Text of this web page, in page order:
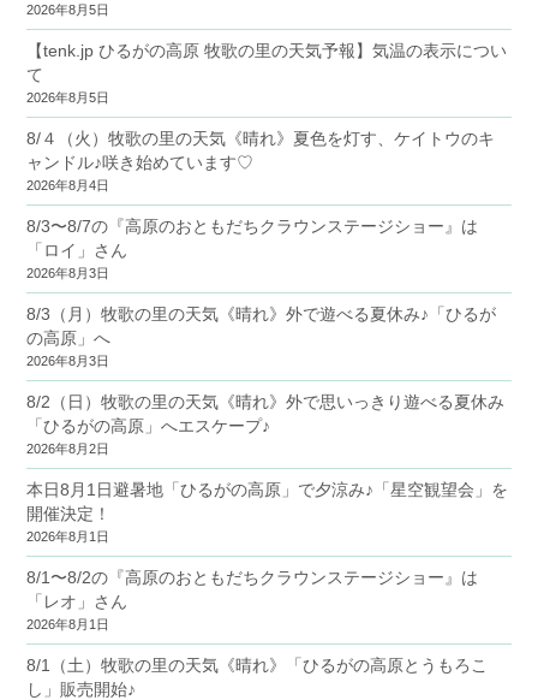
2026年8月5日
【tenk.jp ひるがの高原 牧歌の里の天気予報】気温の表示につい
て
2026年8月5日
8/４（火）牧歌の里の天気《晴れ》夏色を灯す、ケイトウのキ
ャンドル♪咲き始めています♡
2026年8月4日
8/3〜8/7の『高原のおともだちクラウンステージショー』は
「ロイ」さん
2026年8月3日
8/3（月）牧歌の里の天気《晴れ》外で遊べる夏休み♪「ひるが
の高原」へ
2026年8月3日
8/2（日）牧歌の里の天気《晴れ》外で思いっきり遊べる夏休み
「ひるがの高原」へエスケープ♪
2026年8月2日
本日8月1日避暑地「ひるがの高原」で夕涼み♪「星空観望会」を
開催決定！
2026年8月1日
8/1〜8/2の『高原のおともだちクラウンステージショー』は
「レオ」さん
2026年8月1日
8/1（土）牧歌の里の天気《晴れ》「ひるがの高原とうもろこ
し」販売開始♪